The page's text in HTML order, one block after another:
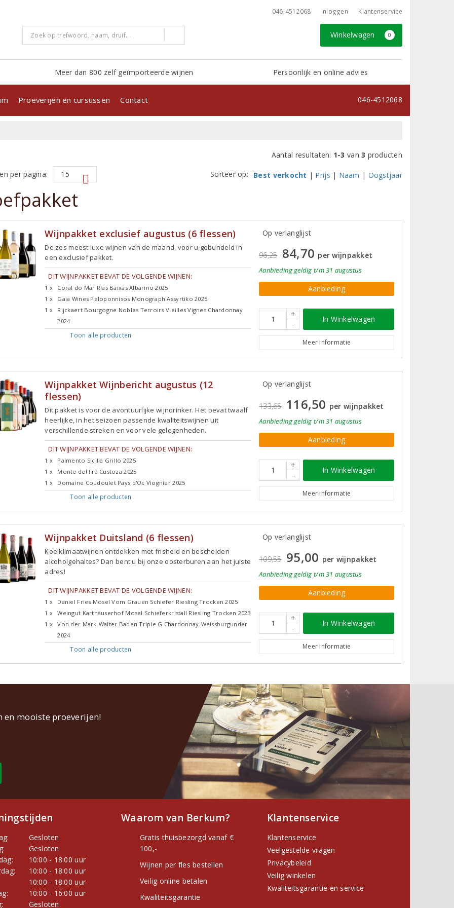
046-4512068 Inloggen Klantenservice
Winkelwagen 0
Meer dan 800 zelf geïmporteerde wijnen Persoonlijk en online advies
Proeverijen en cursussen Contact 046-4512068
Aantal resultaten: 1-3 van3 producten
per pagina:
Sorteer op: Best verkocht | Prijs | Naam | Oogstjaar
Wijnpakket exclusief augustus (6 flessen)
De zes meest luxe wijnen van de maand, voor u gebundeld in
een exclusief pakket.
DIT WIJNPAKKET BEVAT DE VOLGENDE WIJNEN:
1 x
Coral do Mar Rías Baixas Albariño 2025
1 x
Gaia Wines Peloponnisos Monograph Assyrtiko 2025
1 x
Rijckaert Bourgogne Nobles Terroirs Vieilles Vignes Chardonnay
2024
Toon alle producten
Op verlanglijst
96,25 84,70 per wijnpakket
Aanbiedinggeldig t/m 31 augustus
Aanbieding
+
-
In Winkelwagen
Meer informatie
Wijnpakket Wijnbericht augustus (12
flessen)
Dit pakket is voor de avontuurlijke wijndrinker. Het bevat twaalf
heerlijke, in het seizoen passende kwaliteitswijnen uit
verschillende streken en voor vele gelegenheden.
DIT WIJNPAKKET BEVAT DE VOLGENDE WIJNEN:
1 x
Palmento Sicilia Grillo 2025
1 x
Monte del Frà Custoza 2025
1 x
Domaine Coudoulet Pays d'Oc Viognier 2025
Toon alle producten
Op verlanglijst
133,65 116,50 per wijnpakket
Aanbiedinggeldig t/m 31 augustus
Aanbieding
+
-
In Winkelwagen
Meer informatie
Wijnpakket Duitsland (6 flessen)
Koelklimaatwijnen ontdekken met frisheid en bescheiden
alcoholgehaltes? Dan bent u bij onze oosterburen aan het juiste
adres!
DIT WIJNPAKKET BEVAT DE VOLGENDE WIJNEN:
1 x
Daniel Fries Mosel Vom Grauen Schiefer Riesling Trocken 2025
1 x
Weingut Karthäuserhof Mosel Schieferkristall Riesling Trocken 2023
1 x
Von der Mark-Walter Baden Triple G Chardonnay-Weissburgunder
2024
Toon alle producten
Op verlanglijst
109,55 95,00 per wijnpakket
Aanbiedinggeldig t/m 31 augustus
Aanbieding
+
-
In Winkelwagen
Meer informatie
en mooiste proeverijen!
Gesloten
Gesloten
10:00 - 18:00 uur
10:00 - 18:00 uur
10:00 - 18:00 uur
10:00 - 16:00 uur
Gesloten
Waarom van Berkum?
Gratis thuisbezorgd vanaf €
100,-
Wijnen per fles bestellen
Veilig online betalen
Kwaliteitsgarantie
Klantenservice
Klantenservice
Veelgestelde vragen
Privacybeleid
Veilig winkelen
Kwaliteitsgarantie en service